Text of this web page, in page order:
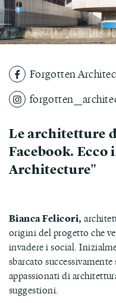
Forgotten
Le architetture
Facebook. Ecco
Architecture"
Bianca Felicori,
origini del progetto che
invadere i social.
sbarcato
appassionati di
suggestioni.